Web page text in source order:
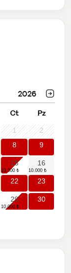
2026
Ct Pz
1
2
8 9
15 16
22 23
29 30